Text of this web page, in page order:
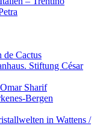
de Cactus
Stiftung César
Sharif
Bergen
in Wattens /